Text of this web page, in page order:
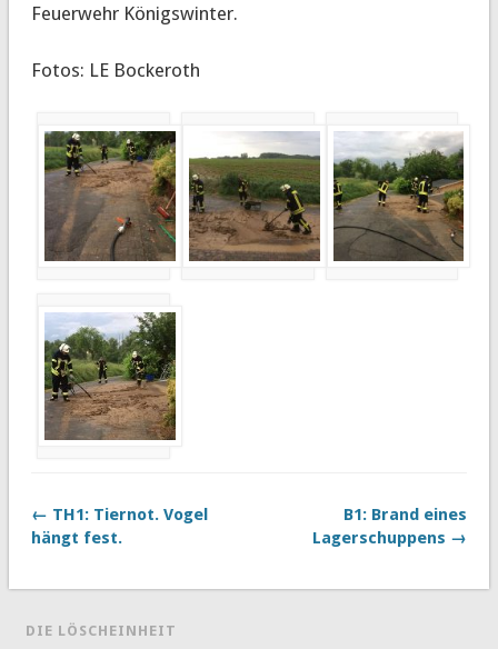
Feuerwehr Königswinter.
Fotos: LE Bockeroth
← TH1: Tiernot. Vogel
hängt fest.
B1: Brand eines
Lagerschuppens →
DIE LÖSCHEINHEIT